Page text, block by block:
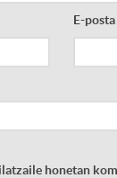
E-posta
honetan